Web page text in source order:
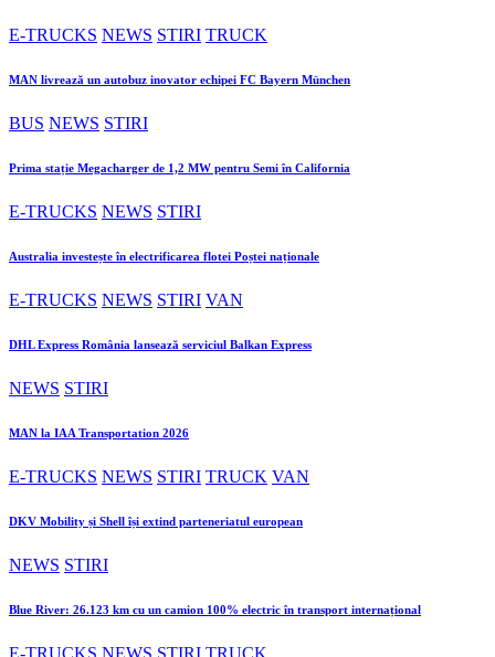
E-TRUCKS NEWS STIRI TRUCK
MAN livrează un autobuz inovator echipei FC Bayern München
BUS NEWS STIRI
Prima stație Megacharger de 1,2 MW pentru Semi în California
E-TRUCKS NEWS STIRI
Australia investește în electrificarea flotei Poștei naționale
E-TRUCKS NEWS STIRI VAN
DHL Express România lansează serviciul Balkan Express
NEWS STIRI
MAN la IAA Transportation 2026
E-TRUCKS NEWS STIRI TRUCK VAN
DKV Mobility și Shell își extind parteneriatul european
NEWS STIRI
Blue River: 26.123 km cu un camion 100% electric în transport internațional
E-TRUCKS NEWS STIRI TRUCK